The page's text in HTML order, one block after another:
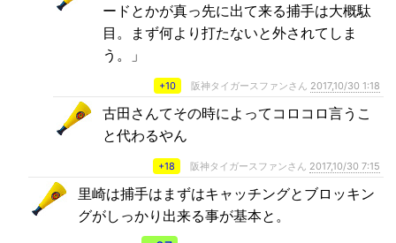
ードとかが真っ先に出て来る捕手は大概駄
目。まず何より打たないと外されてしま
う。」
+10 阪神タイガースファンさん 2017,10/30 1:18
古田さんてその時によってコロコロ言うこ
と代わるやん
+18 阪神タイガースファンさん 2017,10/30 7:15
里崎は捕手はまずはキャッチングとブロッキン
グがしっかり出来る事が基本と。